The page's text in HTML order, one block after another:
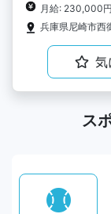
月給: 230,000
兵庫県尼崎市西
気
ス